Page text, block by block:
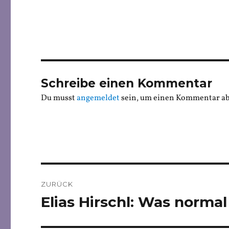
Schreibe einen Kommentar
Du musstangemeldetsein, um einen Kommentar
ZURÜCK
Vorheriger
Elias Hirschl: Was